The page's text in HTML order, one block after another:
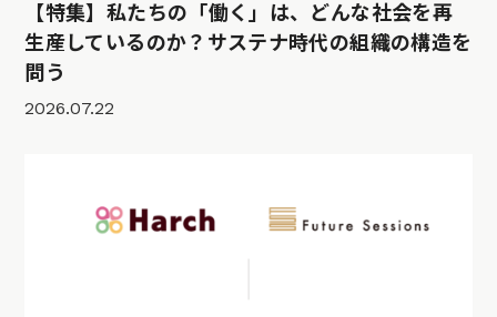
【特集】私たちの「働く」は、どんな社会を再
生産しているのか？サステナ時代の組織の構造を
問う
2026.07.22